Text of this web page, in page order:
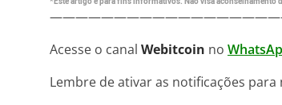
Acesse o canal Webitcoin no
Lembre de ativar as notificações